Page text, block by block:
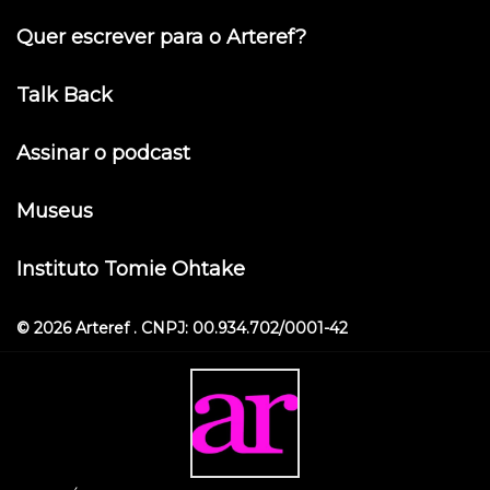
Quer escrever para o Arteref?
Talk Back
Assinar o podcast
Museus
Instituto Tomie Ohtake
© 2026 Arteref . CNPJ: 00.934.702/0001-42